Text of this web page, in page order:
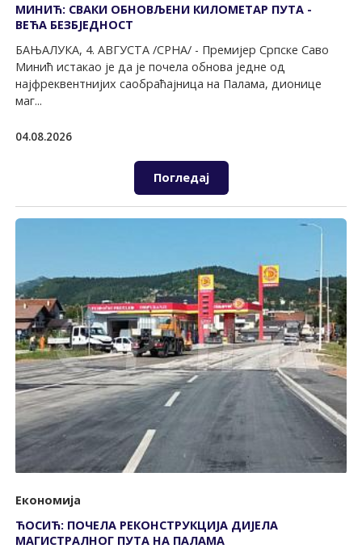
МИНИЋ: СВАКИ ОБНОВЉЕНИ КИЛОМЕТАР ПУТА -
ВЕЋА БЕЗБЈЕДНОСТ
БАЊАЛУКА, 4. АВГУСТА /СРНА/ - Премијер Српске Саво
Минић истакао је да је почела обнова једне од
најфреквентнијих саобраћајница на Палама, дионице
маг...
04.08.2026
Погледај
Економија
ЋОСИЋ: ПОЧЕЛА РЕКОНСТРУКЦИЈА ДИЈЕЛА
МАГИСТРАЛНОГ ПУТА НА ПАЛАМА